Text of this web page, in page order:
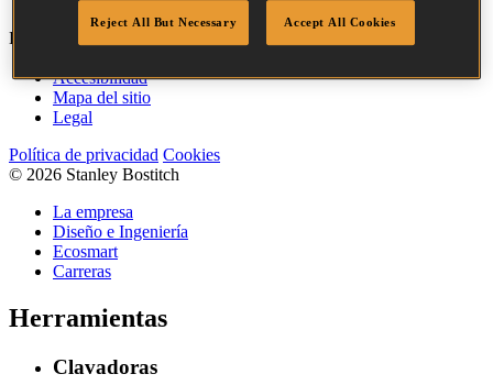
Bostitch
Accesibilidad
Mapa del sitio
Legal
Política de privacidad Cookies
© 2026 Stanley Bostitch
La empresa
Diseño e Ingeniería
Ecosmart
Carreras
Herramientas
Clavadoras
Reject All But Necessary Accept All Cookies